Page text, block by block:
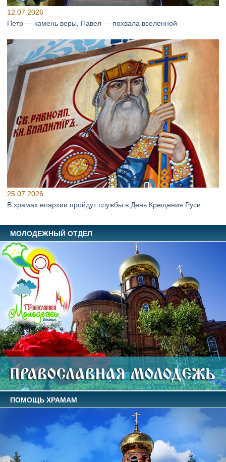
12.07.2026
Петр — камень веры, Павел — похвала вселенной
25.07.2026
В храмах епархии пройдут службы в День Крещения Руси
МОЛОДЕЖНЫЙ ОТДЕЛ
ПОМОЩЬ ХРАМАМ